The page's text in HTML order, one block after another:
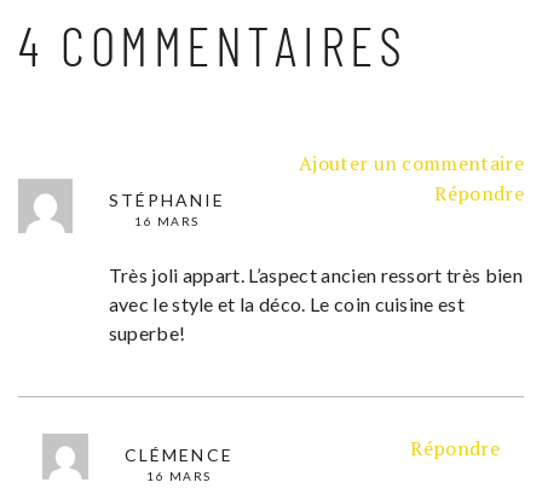
4 COMMENTAIRES
Ajouter un commentaire
STÉPHANIE
16 MARS
Répondre
Très joli appart. L’aspect ancien ressort très bien
avec le style et la déco. Le coin cuisine est
superbe!
CLÉMENCE
16 MARS
Répondre